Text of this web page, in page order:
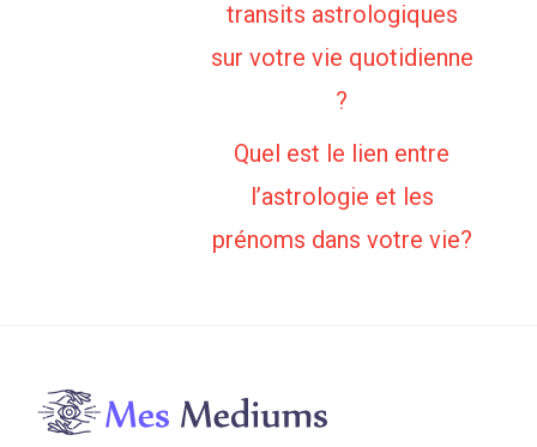
transits astrologiques
sur votre vie quotidienne
?
Quel est le lien entre
l’astrologie et les
prénoms dans votre vie?